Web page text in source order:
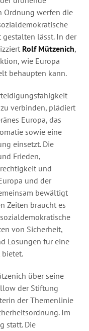
Ordnung werfen die
lässt. In der
Rolf Mützenich,
wie Europa
behaupten kann.
verbinden, plädiert
Europa, das
sowie eine
einsetzt. Die
Frieden,
und
und der
bewältigt
Zeiten braucht es
von Sicherheit,
Lösungen für eine
über seine
der Stiftung
der Themenlinie
Im
statt. Die